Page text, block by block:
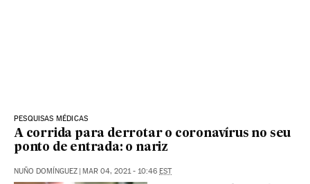
PESQUISAS MÉDICAS
A corrida para derrotar o coronavírus no seu
ponto de entrada: o nariz
NUÑO DOMÍNGUEZ MAR 04, 2021 - 10:46 EST